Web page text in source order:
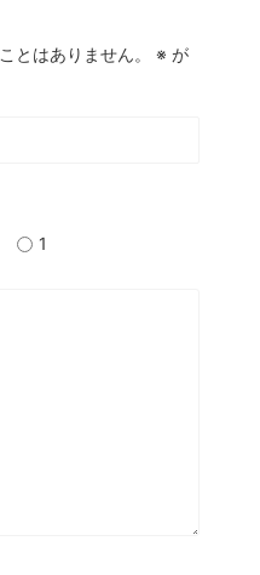
とはありません。 ※ が
1